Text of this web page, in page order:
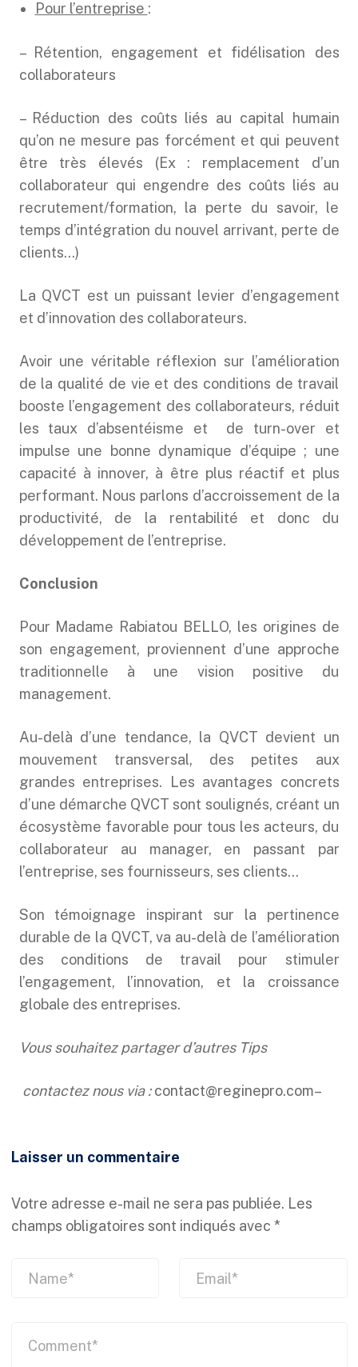
Pour l’entreprise :
– Rétention, engagement et fidélisation des
collaborateurs
– Réduction des coûts liés au capital humain
qu’on ne mesure pas forcément et qui peuvent
être très élevés (Ex : remplacement d’un
collaborateur qui engendre des coûts liés au
recrutement/formation, la perte du savoir, le
temps d’intégration du nouvel arrivant, perte de
clients…)
La QVCT est un puissant levier d’engagement
et d’innovation des collaborateurs.
Avoir une véritable réflexion sur l’amélioration
de la qualité de vie et des conditions de travail
booste l’engagement des collaborateurs, réduit
les taux d’absentéisme et de turn-over et
impulse une bonne dynamique d’équipe ; une
capacité à innover, à être plus réactif et plus
performant. Nous parlons d’accroissement de la
productivité, de la rentabilité et donc du
développement de l’entreprise.
Conclusion
Pour Madame Rabiatou BELLO, les origines de
son engagement, proviennent d’une approche
traditionnelle à une vision positive du
management.
Au-delà d’une tendance, la QVCT devient un
mouvement transversal, des petites aux
grandes entreprises. Les avantages concrets
d’une démarche QVCT sont soulignés, créant un
écosystème favorable pour tous les acteurs, du
collaborateur au manager, en passant par
l’entreprise, ses fournisseurs, ses clients…
Son témoignage inspirant sur la pertinence
durable de la QVCT, va au-delà de l’amélioration
des conditions de travail pour stimuler
l’engagement, l’innovation, et la croissance
globale des entreprises.
Vous souhaitez partager d’autres Tips
contactez nous via : contact@reginepro.com–
Laisser un commentaire
Votre adresse e-mail ne sera pas publiée. Les
champs obligatoires sont indiqués avec *